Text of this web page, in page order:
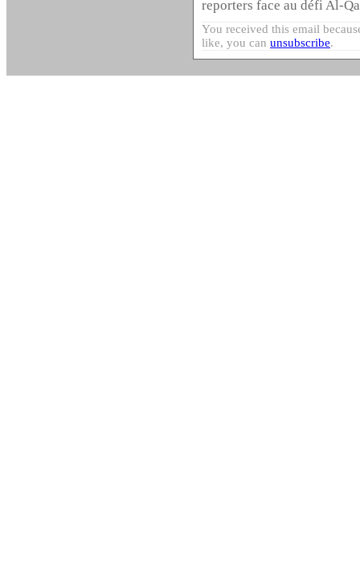
reporters face au défi Al-
You received this email
like, you can unsubscribe.